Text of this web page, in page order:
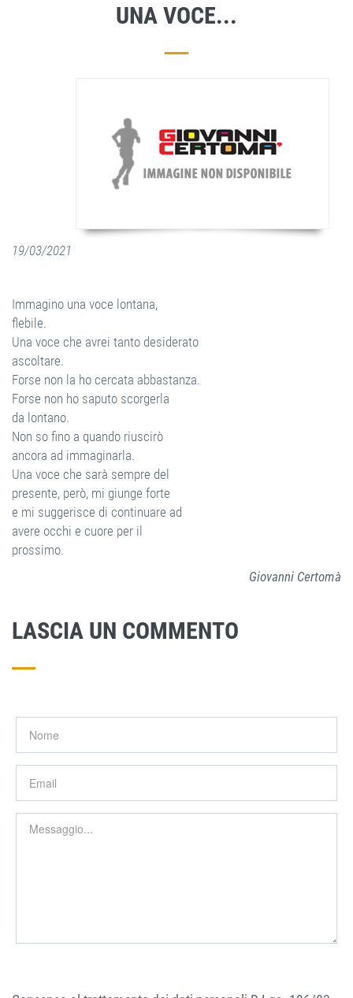
UNA VOCE...
19/03/2021
Immagino una voce lontana,
flebile.
Una voce che avrei tanto desiderato
ascoltare.
Forse non la ho cercata abbastanza.
Forse non ho saputo scorgerla
da lontano.
Non so fino a quando riuscirò
ancora ad immaginarla.
Una voce che sarà sempre del
presente, però, mi giunge forte
e mi suggerisce di continuare ad
avere occhi e cuore per il
prossimo.
Giovanni Certomà
LASCIA UN COMMENTO